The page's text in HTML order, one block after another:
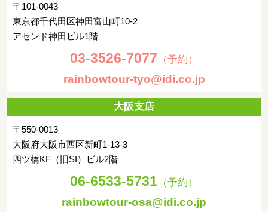
〒101-0043
東京都千代田区神田富山町10-2
アセンド神田ビル1階
03-3526-7077 （予約）
rainbowtour-tyo@idi.co.jp
大阪支店
〒550-0013
大阪府大阪市西区新町1-13-3
四ツ橋KF（旧SI）ビル2階
06-6533-5731 （予約）
rainbowtour-osa@idi.co.jp